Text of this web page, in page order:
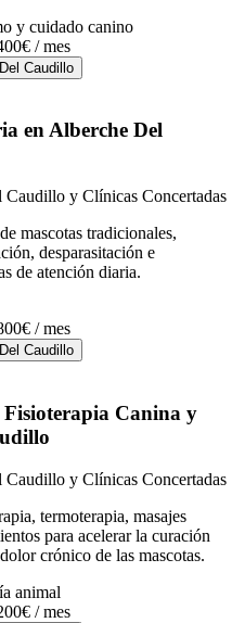
y cuidado canino
/ mes
Caudillo
en Alberche Del
y Clínicas Concertadas
mascotas tradicionales,
desparasitación e
de atención diaria.
/ mes
Caudillo
Canina y
y Clínicas Concertadas
termoterapia, masajes
para acelerar la curación
crónico de las mascotas.
animal
/ mes